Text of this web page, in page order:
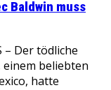
Baldwin muss
– Der tödliche
einem beliebten
hatte